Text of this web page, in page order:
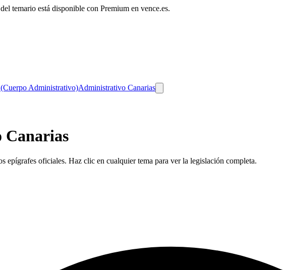
temario está disponible con Premium en vence.es.
Administrativo)Administrativo Canarias
epígrafes oficiales. Haz clic en cualquier tema para ver la legislación completa.